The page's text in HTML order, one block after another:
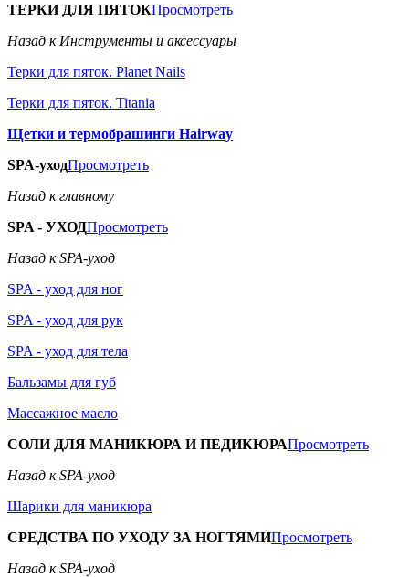
ТЕРКИ ДЛЯ ПЯТОКПросмотреть
Назад к Инструменты и аксессуары
Терки для пяток. Planet Nails
Терки для пяток. Titania
Щетки и термобрашинги Hairway
SPA-уходПросмотреть
Назад к главному
SPA - УХОДПросмотреть
Назад к SPA-уход
SPA - уход для ног
SPA - уход для рук
SPA - уход для тела
Бальзамы для губ
Массажное масло
СОЛИ ДЛЯ МАНИКЮРА И ПЕДИКЮРАПросмотреть
Назад к SPA-уход
Шарики для маникюра
СРЕДСТВА ПО УХОДУ ЗА НОГТЯМИПросмотреть
Назад к SPA-уход